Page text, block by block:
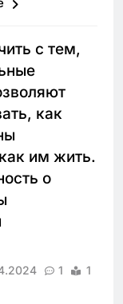
с тем,
как
им жить.
о
1
1